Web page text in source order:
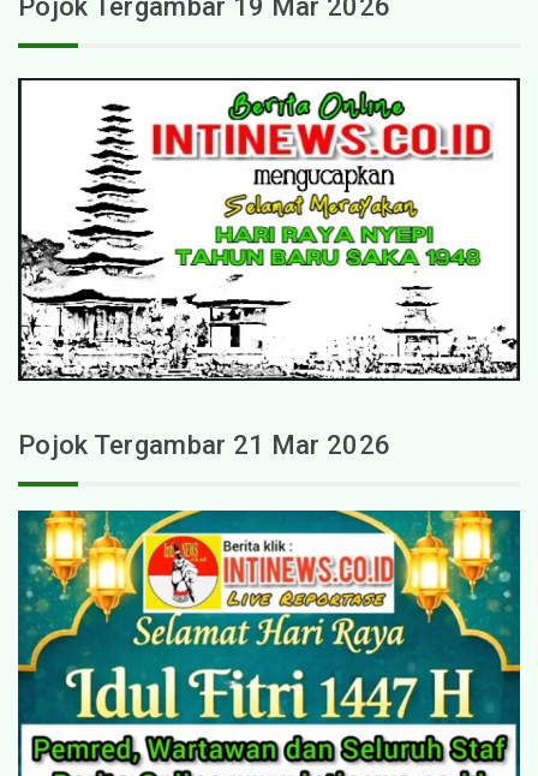
Pojok Tergambar 19 Mar 2026
Pojok Tergambar 21 Mar 2026